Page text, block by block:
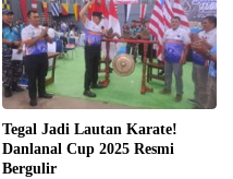
Tegal Jadi Lautan Karate!
Danlanal Cup 2025 Resmi
Bergulir